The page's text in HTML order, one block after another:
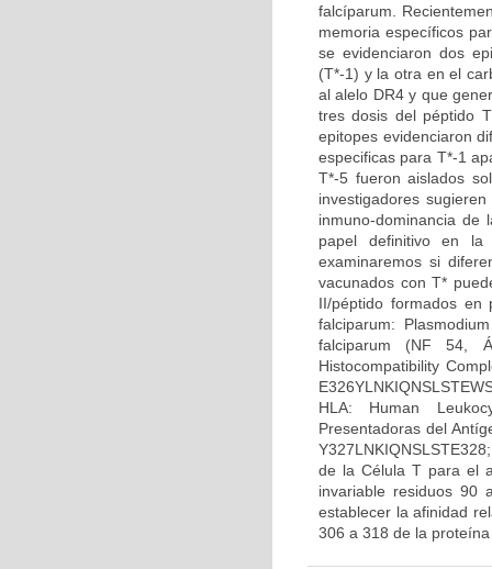
falcíparum.
memoria específicos
se evidenciaron dos
(T*-1) y la otra en el
al alelo DR4 y que
tres dosis del péptido
epitopes evidenciaron
especificas para T*-1
T*-5 fueron aislados
investigadores
inmuno-dominancia de
papel definitivo en
examinaremos si
vacunados con T*
II/péptido formados en
falciparum:
falciparum (NF 54,
Histocompatibility
HLA: Human
Presentadoras del
de la Célula T para el
invariable residuos 90
establecer la afinidad
306 a 318 de la